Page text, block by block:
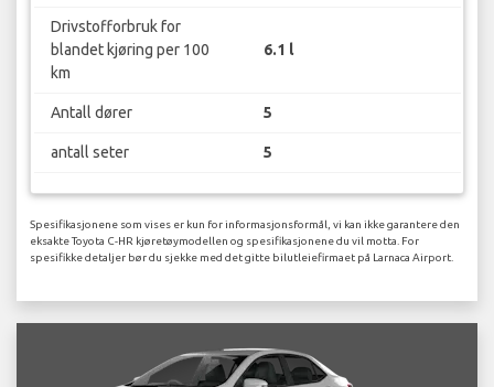
Drivstofforbruk for
blandet kjøring per 100
km
6.1 l
Antall dører 5
antall seter 5
Spesifikasjonene som vises er kun for informasjonsformål, vi kan ikke garantere den
eksakte Toyota C-HR kjøretøymodellen og spesifikasjonene du vil motta. For
spesifikke detaljer bør du sjekke med det gitte bilutleiefirmaet på Larnaca Airport.